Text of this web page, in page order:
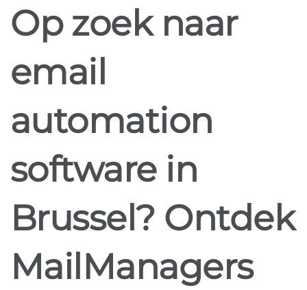
Op zoek naar
email
automation
software in
Brussel? Ontdek
MailManagers